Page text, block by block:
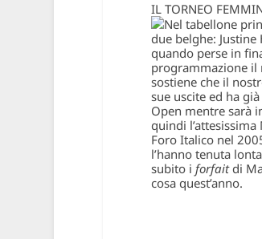
IL TORNEO
Nel tabellone
due belghe: Justine
quando perse in
programmazione il
sostiene che il
sue uscite ed ha
Open mentre sarà
quindi l’attesissima
Foro Italico nel
l’hanno tenuta
subito i forfaitdi
cosa quest’anno.